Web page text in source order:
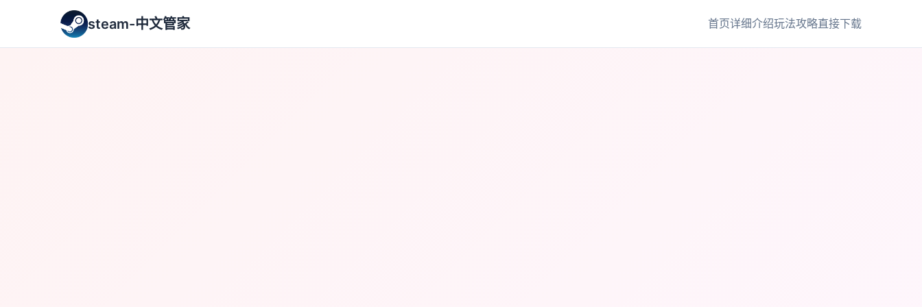
steam-中文管家 首页详细介绍玩法攻略直接下载